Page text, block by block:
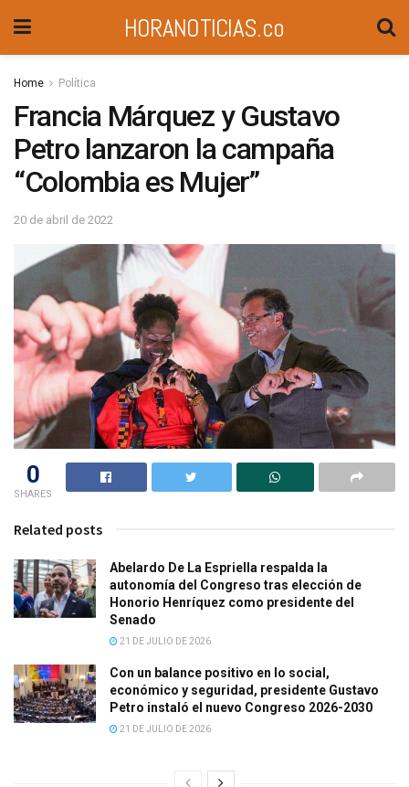
HORANOTICIAS.co
Home Política
Francia Márquez y Gustavo
Petro lanzaron la campaña
“Colombia es Mujer”
20 de abril de 2022
0
SHARES
Related posts
Abelardo De La Espriella respalda la
autonomía del Congreso tras elección de
Honorio Henríquez como presidente del
Senado
21 DE JULIO DE 2026
Con un balance positivo en lo social,
económico y seguridad, presidente Gustavo
Petro instaló el nuevo Congreso 2026-2030
21 DE JULIO DE 2026